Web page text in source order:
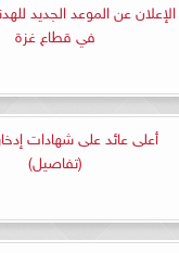
الإعلان عن الموعد الجديد
في قطاع غزة
أعلى عائد على شهادات
(تفاصيل)